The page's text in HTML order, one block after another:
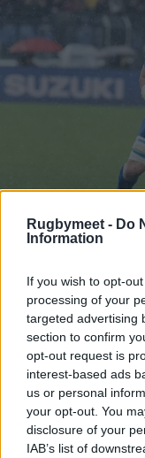
Rugbymeet - Do
Information
If you wish to opt-
processing of your
targeted advertising
section to confirm
opt-out request is
interest-based ads
us or personal
your opt-out. You
disclosure of your
IAB’s list of
Sebastian
atleti della
match
prossimo 8
Stadiumdi
Il giocatore,